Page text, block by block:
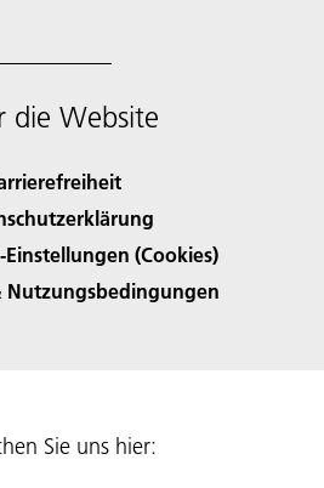
die Website
(Cookies)
Nutzungsbedingungen
Sie uns hier: